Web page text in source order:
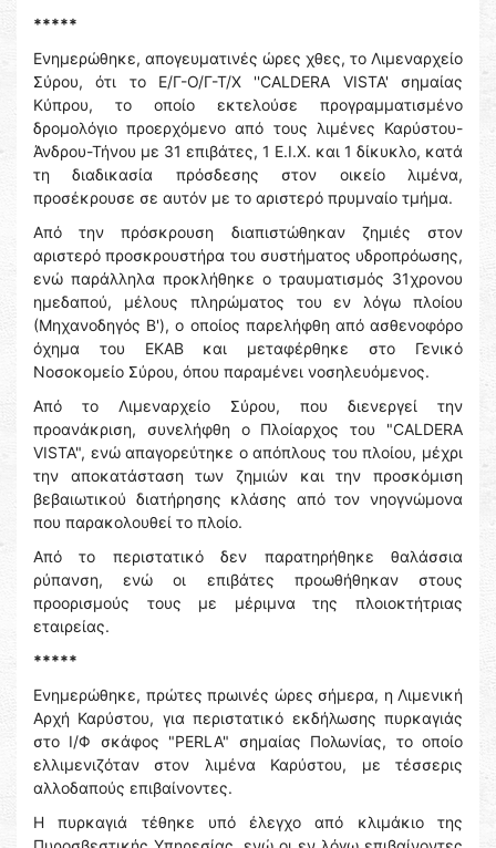
*****
Ενημερώθηκε, απογευματινές ώρες χθες, το Λιμεναρχείο
Σύρου, ότι το Ε/Γ-Ο/Γ-Τ/Χ ''CALDERA VISTA' σημαίας
Κύπρου, το οποίο εκτελούσε προγραμματισμένο
δρομολόγιο προερχόμενο από τους λιμένες Καρύστου-
Άνδρου-Τήνου με 31 επιβάτες, 1 Ε.Ι.Χ. και 1 δίκυκλο, κατά
τη διαδικασία πρόσδεσης στον οικείο λιμένα,
προσέκρουσε σε αυτόν με το αριστερό πρυμναίο τμήμα.
Από την πρόσκρουση διαπιστώθηκαν ζημιές στον
αριστερό προσκρουστήρα του συστήματος υδροπρόωσης,
ενώ παράλληλα προκλήθηκε ο τραυματισμός 31χρονου
ημεδαπού, μέλους πληρώματος του εν λόγω πλοίου
(Μηχανοδηγός Β'), ο οποίος παρελήφθη από ασθενοφόρο
όχημα του ΕΚΑΒ και μεταφέρθηκε στο Γενικό
Νοσοκομείο Σύρου, όπου παραμένει νοσηλευόμενος.
Από το Λιμεναρχείο Σύρου, που διενεργεί την
προανάκριση, συνελήφθη ο Πλοίαρχος του "CALDERA
VISTA", ενώ απαγορεύτηκε ο απόπλους του πλοίου, μέχρι
την αποκατάσταση των ζημιών και την προσκόμιση
βεβαιωτικού διατήρησης κλάσης από τον νηογνώμονα
που παρακολουθεί το πλοίο.
Από το περιστατικό δεν παρατηρήθηκε θαλάσσια
ρύπανση, ενώ οι επιβάτες προωθήθηκαν στους
προορισμούς τους με μέριμνα της πλοιοκτήτριας
εταιρείας.
*****
Ενημερώθηκε, πρώτες πρωινές ώρες σήμερα, η Λιμενική
Αρχή Καρύστου, για περιστατικό εκδήλωσης πυρκαγιάς
στο Ι/Φ σκάφος "PERLA" σημαίας Πολωνίας, το οποίο
ελλιμενιζόταν στον λιμένα Καρύστου, με τέσσερις
αλλοδαπούς επιβαίνοντες.
Η πυρκαγιά τέθηκε υπό έλεγχο από κλιμάκιο της